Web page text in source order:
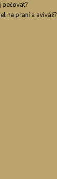
pečovat?
na praní a aviváž?